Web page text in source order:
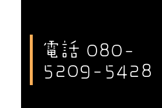
電話 080-
5209-5428